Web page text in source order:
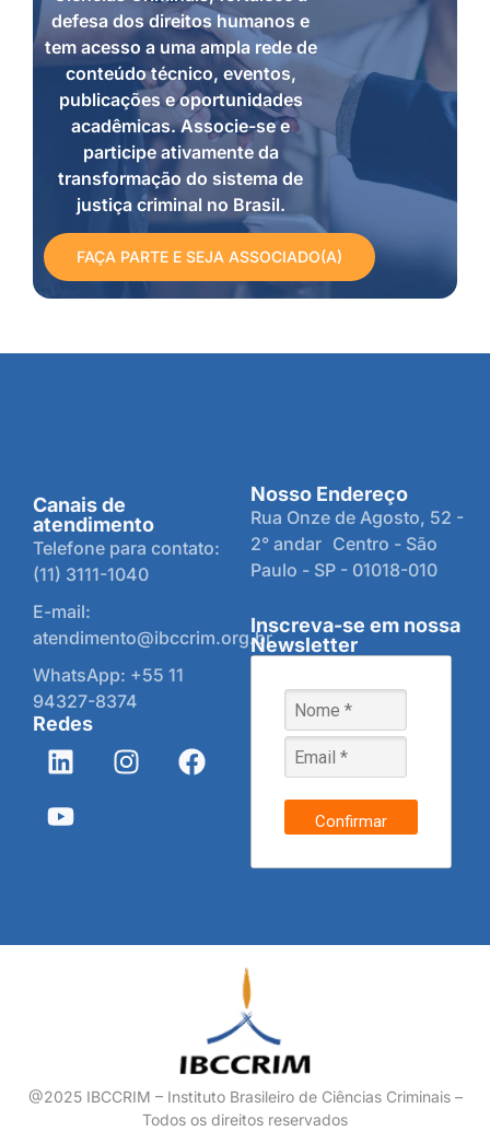
defesa dos direitos humanos e
tem acesso a uma ampla rede de
conteúdo técnico, eventos,
publicações e oportunidades
acadêmicas. Associe-se e
participe ativamente da
transformação do sistema de
justiça criminal no Brasil.
FAÇA PARTE E SEJA ASSOCIADO(A)
Canais de
atendimento
Telefone para contato:
(11) 3111-1040
E-mail:
atendimento@ibccrim.org.br
WhatsApp: +55 11
94327-8374
Redes
Nosso Endereço
Rua Onze de Agosto, 52 -
2° andar Centro - São
Paulo - SP - 01018-010
Inscreva-se em nossa
Newsletter
Confirmar
@2025 IBCCRIM – Instituto Brasileiro de Ciências Criminais –
Todos os direitos reservados